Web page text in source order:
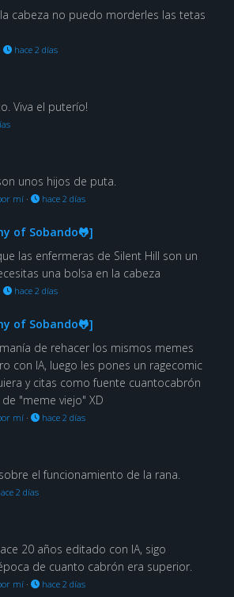
cabeza no puedo morderles las tetas
hace 2 días
Viva el puterío!
unos hijos de puta.
mí· hace 2 días
of Sobando🐸]
las enfermeras de Silent Hill son un
una bolsa en la cabeza
hace 2 días
of Sobando🐸]
de rehacer los mismos memes
con IA, luego les pones un ragecomic
y citas como fuente cuantocabrón
"meme viejo" XD
mí· hace 2 días
el funcionamiento de la rana.
2 días
20 años editado con IA, sigo
de cuanto cabrón era superior.
mí· hace 2 días